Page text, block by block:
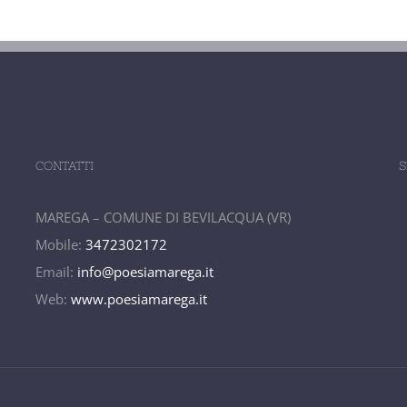
CONTATTI
MAREGA – COMUNE DI BEVILACQUA (VR)
Mobile: 3472302172
Email: info@poesiamarega.it
Web: www.poesiamarega.it